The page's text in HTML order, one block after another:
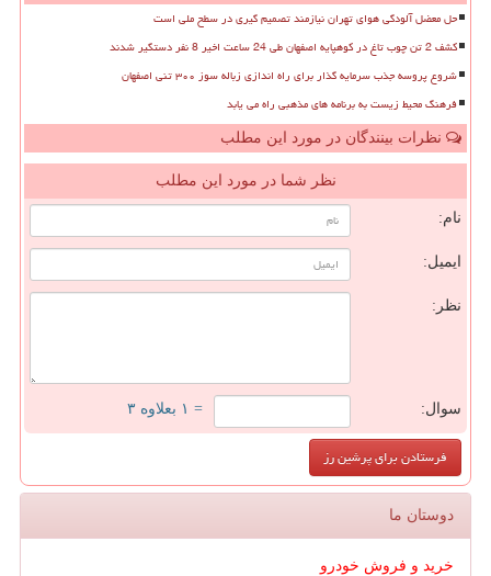
حل معضل آلودگی هوای تهران نیازمند تصمیم گیری در سطح ملی است
کشف 2 تن چوب تاغ در کوهپایه اصفهان طی 24 ساعت اخیر 8 نفر دستگیر شدند
شروع پروسه جذب سرمایه گذار برای راه اندازی زباله سوز ۳۰۰ تنی اصفهان
فرهنگ محیط زیست به برنامه های مذهبی راه می یابد
نظرات بینندگان در مورد این مطلب
نظر شما در مورد این مطلب
نام:
ایمیل:
نظر:
سوال: = ۱ بعلاوه ۳
دوستان ما
خرید و فروش خودرو